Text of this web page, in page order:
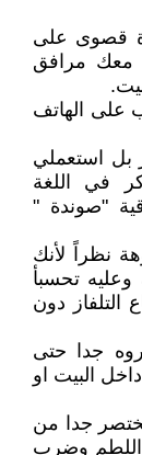
قصوى على
معك مرافق
على الهاتف
بل استعملي
في اللغة
"صوندة "
نظراً لأنك
تحسبأ
التلفاز دون
جدا حتى
البيت او
جدا من
اللطم وضرب